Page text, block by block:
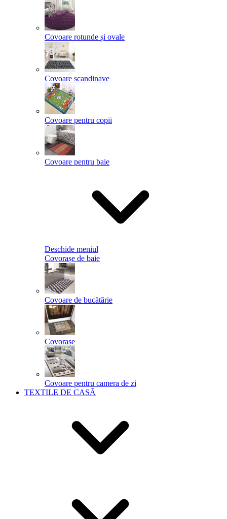
Covoare rotunde și ovale
Covoare scandinave
Covoare pentru copii
Covoare pentru baie
Deschide meniul
Covorașe de baie
Covoare de bucătărie
Covorașe
Covoare pentru camera de zi
TEXTILE DE CASĂ